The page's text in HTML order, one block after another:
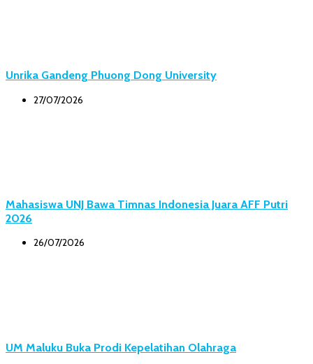
Unrika Gandeng Phuong Dong University
27/07/2026
Mahasiswa UNJ Bawa Timnas Indonesia Juara AFF Putri
2026
26/07/2026
UM Maluku Buka Prodi Kepelatihan Olahraga